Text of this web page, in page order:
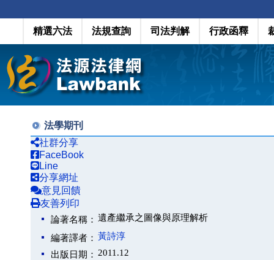
精選六法 法規查詢 司法判解 行政函釋
法學期刊
社群分享
FaceBook
Line
分享網址
意見回饋
友善列印
論著名稱： 遺產繼承之圖像與原理解析
編著譯者： 黃詩淳
出版日期： 2011.12